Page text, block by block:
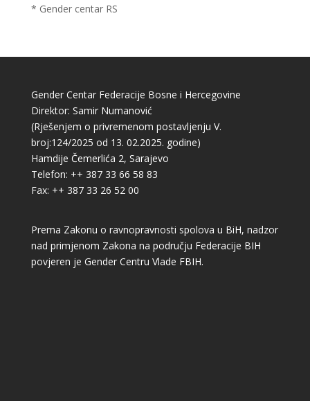
* Gender centar RS
Gender Centar Federacije Bosne i Hercegovine
Direktor: Samir Numanović
(Rješenjem o privremenom postavljenju V.
broj:124/2025 od 13. 02.2025. godine)
Hamdije Čemerlića 2, Sarajevo
Telefon: ++ 387 33 66 58 83
Fax: ++ 387 33 26 52 00
Prema Zakonu o ravnopravnosti spolova u BiH, nadzor
nad primjenom Zakona na području Federacije BIH
povjeren je Gender Centru Vlade FBIH.